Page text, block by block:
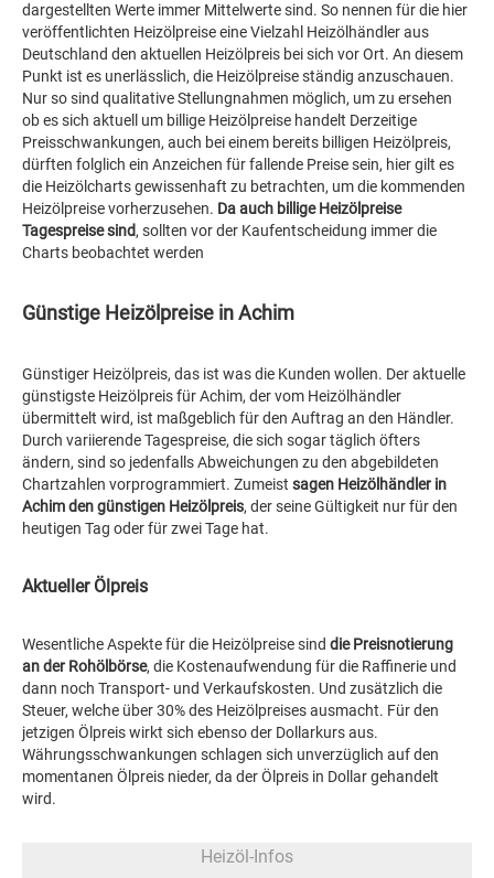
dargestellten Werte immer Mittelwerte sind. So nennen für die hier
veröffentlichten Heizölpreise eine Vielzahl Heizölhändler aus
Deutschland den aktuellen Heizölpreis bei sich vor Ort. An diesem
Punkt ist es unerlässlich, die Heizölpreise ständig anzuschauen.
Nur so sind qualitative Stellungnahmen möglich, um zu ersehen
ob es sich aktuell um billige Heizölpreise handelt Derzeitige
Preisschwankungen, auch bei einem bereits billigen Heizölpreis,
dürften folglich ein Anzeichen für fallende Preise sein, hier gilt es
die Heizölcharts gewissenhaft zu betrachten, um die kommenden
Heizölpreise vorherzusehen. Da auch billige Heizölpreise
Tagespreise sind, sollten vor der Kaufentscheidung immer die
Charts beobachtet werden
Günstige Heizölpreise in Achim
Günstiger Heizölpreis, das ist was die Kunden wollen. Der aktuelle
günstigste Heizölpreis für Achim, der vom Heizölhändler
übermittelt wird, ist maßgeblich für den Auftrag an den Händler.
Durch variierende Tagespreise, die sich sogar täglich öfters
ändern, sind so jedenfalls Abweichungen zu den abgebildeten
Chartzahlen vorprogrammiert. Zumeist sagen Heizölhändler in
Achim den günstigen Heizölpreis, der seine Gültigkeit nur für den
heutigen Tag oder für zwei Tage hat.
Aktueller Ölpreis
Wesentliche Aspekte für die Heizölpreise sind die Preisnotierung
an der Rohölbörse, die Kostenaufwendung für die Raffinerie und
dann noch Transport- und Verkaufskosten. Und zusätzlich die
Steuer, welche über 30% des Heizölpreises ausmacht. Für den
jetzigen Ölpreis wirkt sich ebenso der Dollarkurs aus.
Währungsschwankungen schlagen sich unverzüglich auf den
momentanen Ölpreis nieder, da der Ölpreis in Dollar gehandelt
wird.
Heizöl-Infos